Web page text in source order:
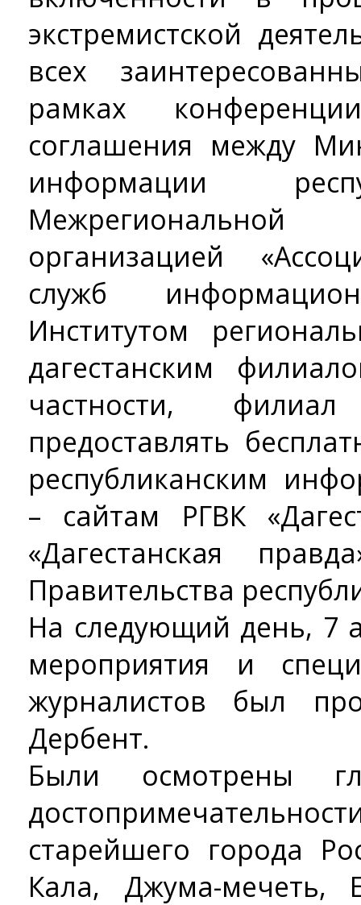
экстремистской
всех
рамках
соглашения между
информации
организацией
служб
Институтом
дагестанским
частности,
предоставлять
республиканским
– сайтам РГВК
«Дагестанская
Правительства
На следующий день, 7
мероприятия и
журналистов был
Дербент.
Были осмотрены
старейшего города
Кала, Джума-мечеть,